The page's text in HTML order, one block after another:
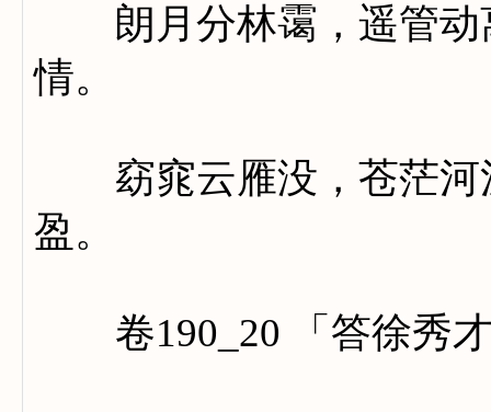
朗月分林霭，遥管动
情。
窈窕云雁没，苍茫河
盈。
卷190_20 「答徐秀